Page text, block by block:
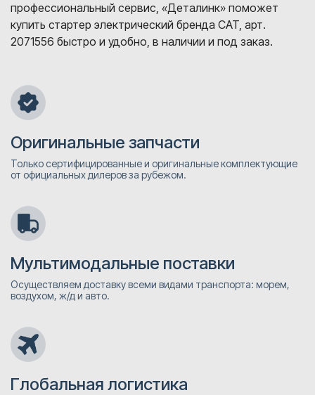
профессиональный сервис, «Деталинк» поможет
купить стартер электрический бренда CAT, арт.
2071556 быстро и удобно, в наличии и под заказ.
Оригинальные запчасти
Только сертифицированные и оригинальные комплектующие
от официальных дилеров за рубежом.
Мультимодальные поставки
Осуществляем доставку всеми видами транспорта: морем,
воздухом, ж/д и авто.
Глобальная логистика